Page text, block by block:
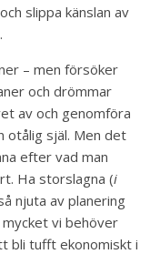
slippa känslan av
– men försöker
och drömmar
av och genomföra
otålig själ. Men det
efter vad man
Ha storslagna (i
njuta av planering
vi behöver
bli tufft ekonomiskt i